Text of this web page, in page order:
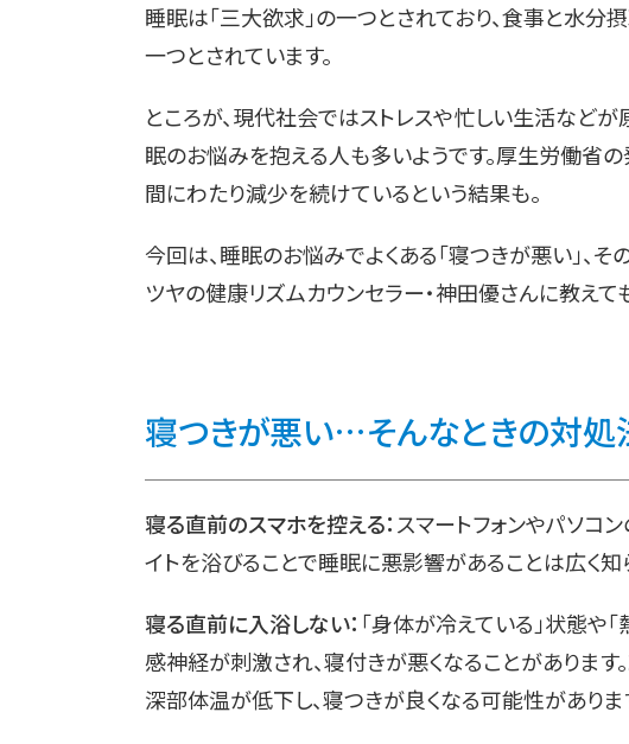
睡眠は「三大欲求」の一つとされており、食事と水分
一つとされています。
ところが、現代社会ではストレスや忙しい生活など
眠のお悩みを抱える人も多いようです。厚生労働省
間にわたり減少を続けているという結果も。
今回は、睡眠のお悩みでよくある「寝つきが悪い」、
ツヤの健康リズムカウンセラー・神田優さんに教えて
寝つきが悪い…そんなときの対処
寝る直前のスマホを控える： スマートフォンやパソコ
イトを浴びることで睡眠に悪影響があることは広く知
寝る直前に入浴しない： 「身体が冷えている」状態や
感神経が刺激され、寝付きが悪くなることがありま
深部体温が低下し、寝つきが良くなる可能性がありま